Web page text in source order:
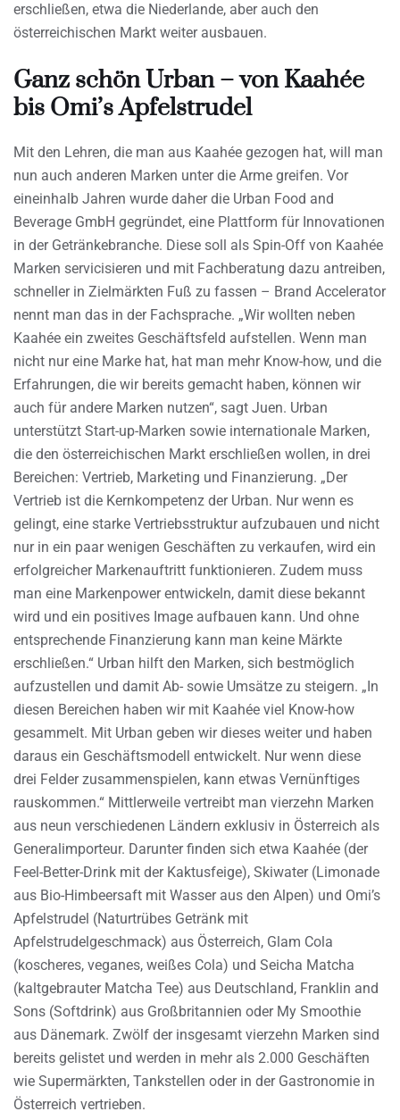
erschließen, etwa die Niederlande, aber auch den
österreichischen Markt weiter ausbauen.
Ganz schön Urban – von Kaahée
bis Omi’s Apfelstrudel
Mit den Lehren, die man aus Kaahée gezogen hat, will man
nun auch anderen Marken unter die Arme greifen. Vor
eineinhalb Jahren wurde daher die Urban Food and
Beverage GmbH gegründet, eine Plattform für Innovationen
in der Getränkebranche. Diese soll als Spin-Off von Kaahée
Marken servicisieren und mit Fachberatung dazu antreiben,
schneller in Zielmärkten Fuß zu fassen – Brand Accelerator
nennt man das in der Fachsprache. „Wir wollten neben
Kaahée ein zweites Geschäftsfeld aufstellen. Wenn man
nicht nur eine Marke hat, hat man mehr Know-how, und die
Erfahrungen, die wir bereits gemacht haben, können wir
auch für andere Marken nutzen“, sagt Juen. Urban
unterstützt Start-up-Marken sowie internationale Marken,
die den österreichischen Markt erschließen wollen, in drei
Bereichen: Vertrieb, Marketing und Finanzierung. „Der
Vertrieb ist die Kernkompetenz der Urban. Nur wenn es
gelingt, eine starke Vertriebsstruktur aufzubauen und nicht
nur in ein paar wenigen Geschäften zu verkaufen, wird ein
erfolgreicher Markenauftritt funktionieren. Zudem muss
man eine Markenpower entwickeln, damit diese bekannt
wird und ein positives Image aufbauen kann. Und ohne
entsprechende Finanzierung kann man keine Märkte
erschließen.“ Urban hilft den Marken, sich bestmöglich
aufzustellen und damit Ab- sowie Umsätze zu steigern. „In
diesen Bereichen haben wir mit Kaahée viel Know-how
gesammelt. Mit Urban geben wir dieses weiter und haben
daraus ein Geschäftsmodell entwickelt. Nur wenn diese
drei Felder zusammenspielen, kann etwas Vernünftiges
rauskommen.“ Mittlerweile vertreibt man vierzehn Marken
aus neun verschiedenen Ländern exklusiv in Österreich als
Generalimporteur. Darunter finden sich etwa Kaahée (der
Feel-Better-Drink mit der Kaktusfeige), Skiwater (Limonade
aus Bio-Himbeersaft mit Wasser aus den Alpen) und Omi’s
Apfelstrudel (Naturtrübes Getränk mit
Apfelstrudelgeschmack) aus Österreich, Glam Cola
(koscheres, veganes, weißes Cola) und Seicha Matcha
(kaltgebrauter Matcha Tee) aus Deutschland, Franklin and
Sons (Softdrink) aus Großbritannien oder My Smoothie
aus Dänemark. Zwölf der insgesamt vierzehn Marken sind
bereits gelistet und werden in mehr als 2.000 Geschäften
wie Supermärkten, Tankstellen oder in der Gastronomie in
Österreich vertrieben.